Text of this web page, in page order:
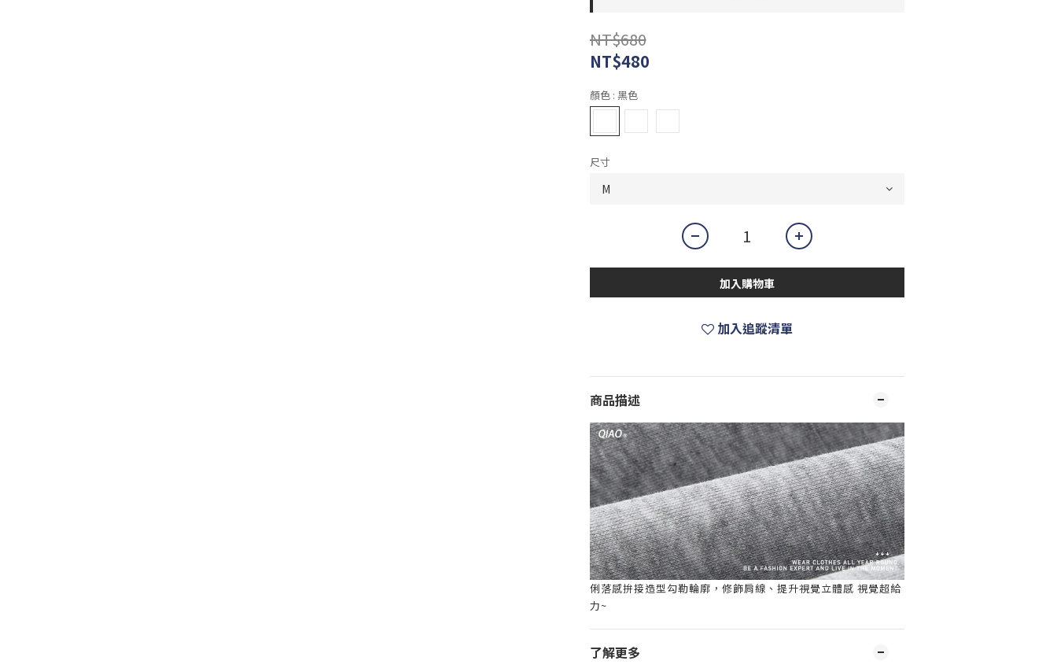
NT$680
NT$480
顏色 : 黑色
尺寸
加入購物車
加入追蹤清單
商品描述
俐落感拚接造型勾勒輪廓，修飾肩線、提升視覺立體感 視覺超給
力~
了解更多